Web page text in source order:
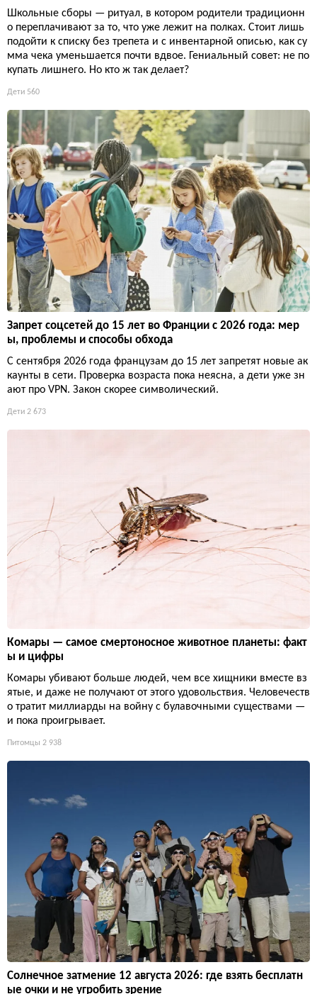
Школьные сборы — ритуал, в котором родители традиционн
о переплачивают за то, что уже лежит на полках. Стоит лишь
подойти к списку без трепета и с инвентарной описью, как су
мма чека уменьшается почти вдвое. Гениальный совет: не по
купать лишнего. Но кто ж так делает?
Дети 560
Запрет соцсетей до 15 лет во Франции с 2026 года: мер
ы, проблемы и способы обхода
С сентября 2026 года французам до 15 лет запретят новые ак
каунты в сети. Проверка возраста пока неясна, а дети уже зн
ают про VPN. Закон скорее символический.
Дети 2 673
Комары — самое смертоносное животное планеты: факт
ы и цифры
Комары убивают больше людей, чем все хищники вместе вз
ятые, и даже не получают от этого удовольствия. Человечеств
о тратит миллиарды на войну с булавочными существами —
и пока проигрывает.
Питомцы 2 938
Солнечное затмение 12 августа 2026: где взять бесплатн
ые очки и не угробить зрение